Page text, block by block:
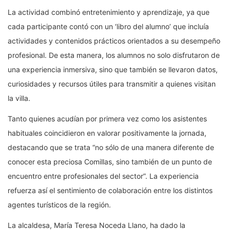
La actividad combinó entretenimiento y aprendizaje, ya que
cada participante contó con un ‘libro del alumno’ que incluía
actividades y contenidos prácticos orientados a su desempeño
profesional. De esta manera, los alumnos no solo disfrutaron de
una experiencia inmersiva, sino que también se llevaron datos,
curiosidades y recursos útiles para transmitir a quienes visitan
la villa.
Tanto quienes acudían por primera vez como los asistentes
habituales coincidieron en valorar positivamente la jornada,
destacando que se trata “no sólo de una manera diferente de
conocer esta preciosa Comillas, sino también de un punto de
encuentro entre profesionales del sector”. La experiencia
refuerza así el sentimiento de colaboración entre los distintos
agentes turísticos de la región.
La alcaldesa, María Teresa Noceda Llano, ha dado la